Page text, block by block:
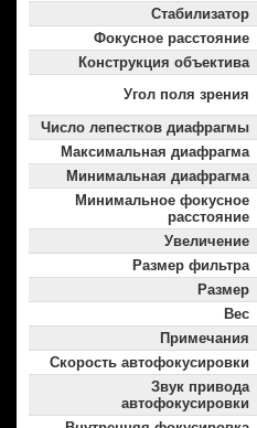
Стабилизатор
Фокусное расстояние
Конструкция объектива
Угол поля зрения
Число лепестков диафрагмы
Максимальная диафрагма
Минимальная диафрагма
Минимальное фокусное
расстояние
Увеличение
Размер фильтра
Размер
Вес
Примечания
Скорость автофокусировки
Звук привода
автофокусировки